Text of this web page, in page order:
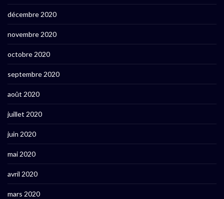
décembre 2020
novembre 2020
octobre 2020
septembre 2020
août 2020
juillet 2020
juin 2020
mai 2020
avril 2020
mars 2020